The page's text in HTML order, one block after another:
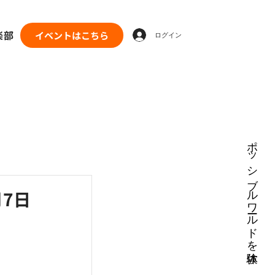
部 イベントはこちら ログイン
日 ポッシブルワールドを体験